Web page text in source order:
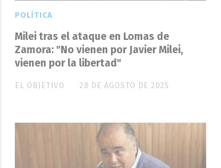
Milei tras el ataque en Lomas de
Zamora: "No vienen por Javier Milei,
vienen por la libertad"
EL OBJETIVO
POLÍTICA
28 DE AGOSTO DE 2025